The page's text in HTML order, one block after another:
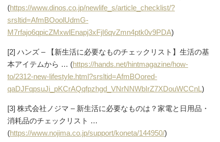
(https://www.dinos.co.jp/newlife_s/article_checklist/?
srsltid=AfmBOoolUdmG-
M7rfajo6qpicZMxwlEnapj3xFjI6qvZmn4ptk0v9PDA)
[2] ハンズ – 【新生活に必要なものチェックリスト】生活の基
本アイテムから … (https://hands.net/hintmagazine/how-
to/2312-new-lifestyle.html?srsltid=AfmBOored-
qaDJFqpsuJi_pKCrAQqfpzhgd_VNrNNWbIrZ7XDouWCCnL )
[3] 株式会社ノジマ – 新生活に必要なものは？家電と日用品・
消耗品のチェックリスト …
(https://www.nojima.co.jp/support/koneta/144950/)